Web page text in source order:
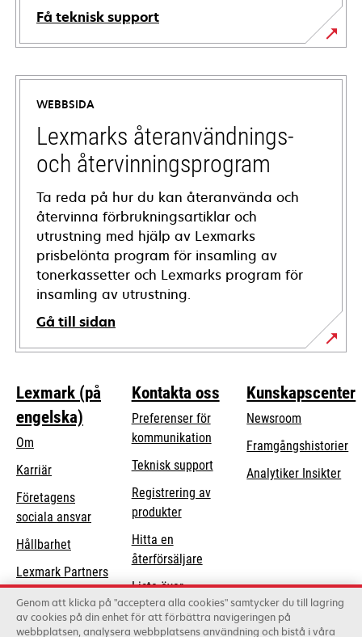
Få teknisk support
opens
in
new
tab
WEBBSIDA
Lexmarks återanvändnings-
och återvinningsprogram
Ta reda på hur du kan återanvända och
återvinna förbrukningsartiklar och
utrustning med hjälp av Lexmarks
prisbelönta program för insamling av
tonerkassetter och Lexmarks program för
insamling av utrustning.
Gå till sidan
Lexmark (på
engelska)
Om
Karriär
Företagens
sociala ansvaropens
new
Hållbarhet
Lexmark Partners
Kontakta oss
Preferenser för
kommunikation
Teknisk supportopens
Registrering av
produkter
Hitta en
återförsäljare
Lista över
grossister
Kunskapscenter
Newsroom
Framgångshistorier
Analytiker Insikter
Genom att klicka på "acceptera alla cookies" samtycker du till lagring
av cookies på din enhet för att förbättra navigeringen på
webbplatsen, analysera webbplatsens användning och bistå i våra